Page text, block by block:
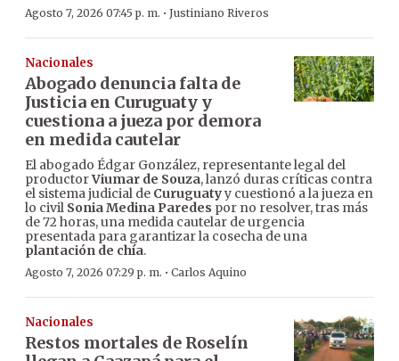
Agosto 7, 2026 07:45 p. m. · Justiniano Riveros
Nacionales
Abogado denuncia falta de
Justicia en Curuguaty y
cuestiona a jueza por demora
en medida cautelar
El abogado Édgar González, representante legal del
productorViumar de Souza, lanzó duras críticas contra
el sistema judicial de Curuguatyy cuestionó a la jueza en
lo civil Sonia Medina Paredes por no resolver, tras más
de 72 horas, una medida cautelar de urgencia
presentada para garantizar la cosecha de una
plantación de chía.
Agosto 7, 2026 07:29 p. m. · Carlos Aquino
Nacionales
Restos mortales de Roselín